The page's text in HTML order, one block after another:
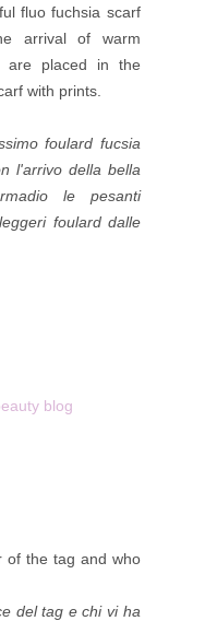
fluo fuchsia scarf
arrival of warm
are placed in the
with prints.
foulard fucsia
l'arrivo della bella
le pesanti
foulard dalle
blog
of the tag and who
del tag e chi vi ha